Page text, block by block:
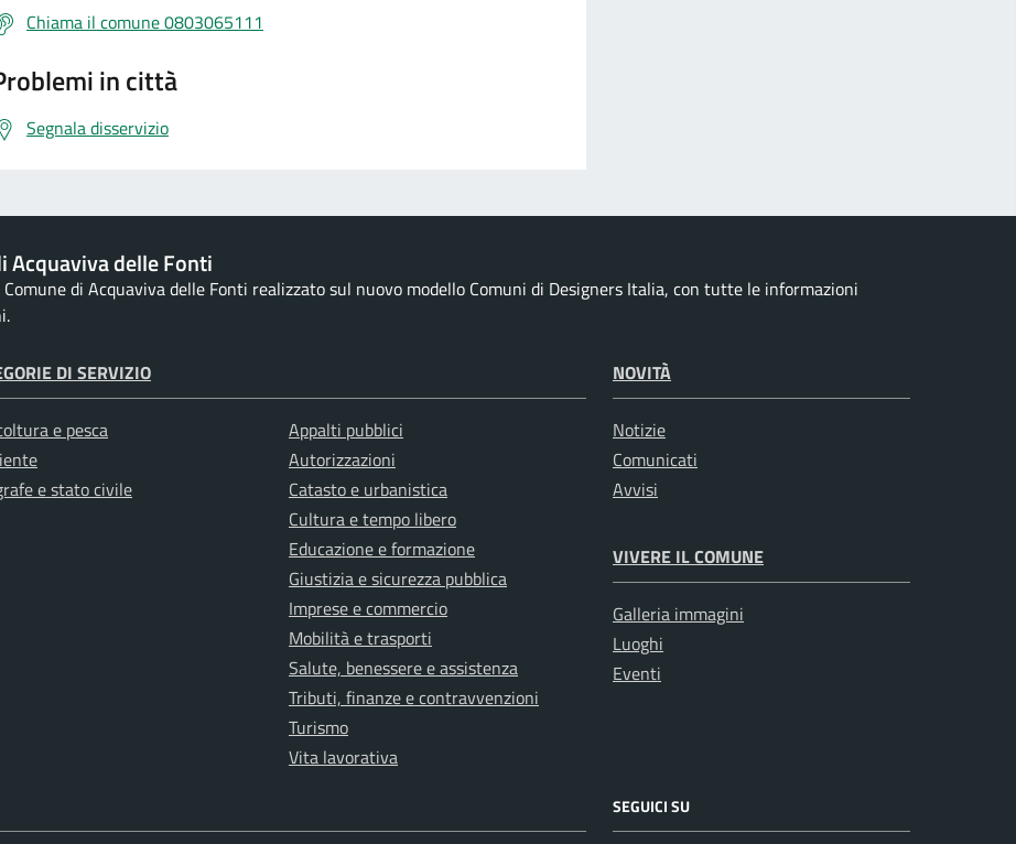
Chiama il comune 0803065111
in città
Segnala disservizio
Acquaviva delle Fonti
di Acquaviva delle Fonti realizzato sul nuovo modello Comuni di Designers Italia, con tutte le informazioni
DI SERVIZIO
e pesca
e stato civile
Appalti pubblici
Autorizzazioni
Catasto e urbanistica
Cultura e tempo libero
Educazione e formazione
Giustizia e sicurezza pubblica
Imprese e commercio
Mobilità e trasporti
Salute, benessere e assistenza
Tributi, finanze e contravvenzioni
Turismo
Vita lavorativa
NOVITÀ
Notizie
Comunicati
Avvisi
VIVERE IL COMUNE
Galleria immagini
Luoghi
Eventi
SEGUICI SU